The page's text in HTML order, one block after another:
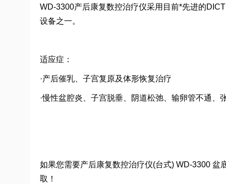
WD-3300产后康复数控治疗仪采用目前*先进的
设备之一。
适应症：
·产后催乳、子宫复原及体形恢复治疗
·慢性盆腔炎、子宫脱垂、阴道松弛、输卵管不通
如果您需要产后康复数控治疗仪(台式) WD-3300
取！